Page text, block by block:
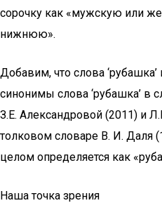
сорочку как «мужскую или
нижнюю».
Добавим, что слова ‘рубашка’
синонимы слова ‘рубашка’ в
З.Е. Александровой (2011) и
толковом словаре В. И. Даля
целом определяется как
Наша точка зрения